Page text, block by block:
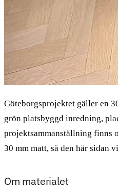
Göteborgsprojektet gäller en
grön platsbyggd inredning,
projektsammanställning finns
30 mm matt, så den här sidan
Om materialet